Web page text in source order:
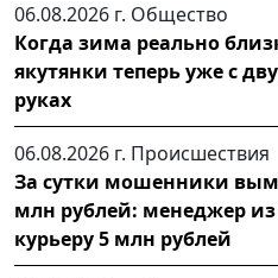
06.08.2026 г. Общество
Когда зима реально
якутянки теперь уже с
руках
06.08.2026 г. Происшествия
За сутки мошенники
млн рублей: менеджер из
курьеру 5 млн рублей